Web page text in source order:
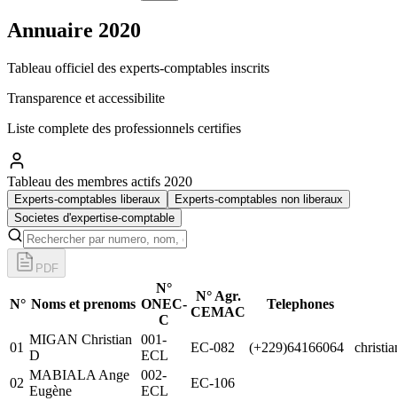
Annuaire 2020
Tableau officiel des experts-comptables inscrits
Transparence et accessibilite
Liste complete des professionnels certifies
Tableau des membres actifs 2020
Experts-comptables liberaux
Experts-comptables non liberaux
Societes d'expertise-comptable
PDF
N° Noms et prenoms
N°
ONEC-
C
N° Agr.
CEMAC
Telephones
01
MIGAN Christian
D
001-
ECL
EC-082 (+229)64166064
02
MABIALA Ange
Eugène
002-
ECL
EC-106